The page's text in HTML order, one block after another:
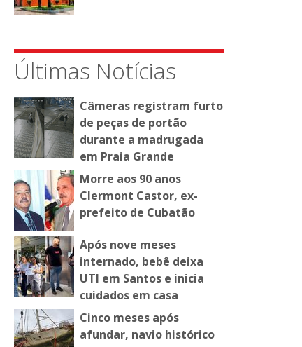
Últimas Notícias
Câmeras registram furto
de peças de portão
durante a madrugada
em Praia Grande
Morre aos 90 anos
Clermont Castor, ex-
prefeito de Cubatão
Após nove meses
internado, bebê deixa
UTI em Santos e inicia
cuidados em casa
Cinco meses após
afundar, navio histórico